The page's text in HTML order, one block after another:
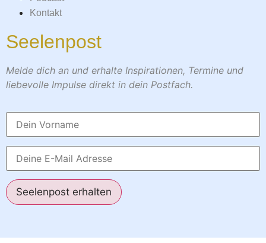
Kontakt
Seelenpost
Melde dich an und erhalte Inspirationen, Termine und
liebevolle Impulse direkt in dein Postfach.